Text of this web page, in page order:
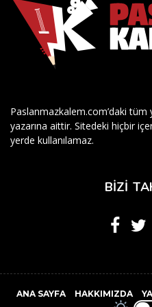
Paslanmazkalem.com’daki tüm
yazarına aittir. Sitedeki hiçbir
yerde kullanılamaz.
BİZİ
ANA SAYFA HAKKIMIZDA